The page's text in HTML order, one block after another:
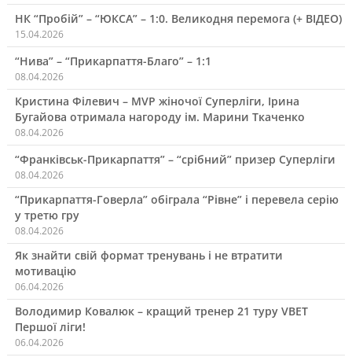
НК “Пробій” – “ЮКСА” – 1:0. Великодня перемога (+ ВІДЕО)
15.04.2026
“Нива” – “Прикарпаття-Благо” – 1:1
08.04.2026
Кристина Філевич – MVP жіночої Суперліги, Ірина
Бугайова отримала нагороду ім. Марини Ткаченко
08.04.2026
“Франківськ-Прикарпаття” – “срібний” призер Суперліги
08.04.2026
“Прикарпаття-Говерла” обіграла “Рівне” і перевела серію
у третю гру
08.04.2026
Як знайти свій формат тренувань і не втратити
мотивацію
06.04.2026
Володимир Ковалюк – кращий тренер 21 туру VBET
Першої ліги!
06.04.2026